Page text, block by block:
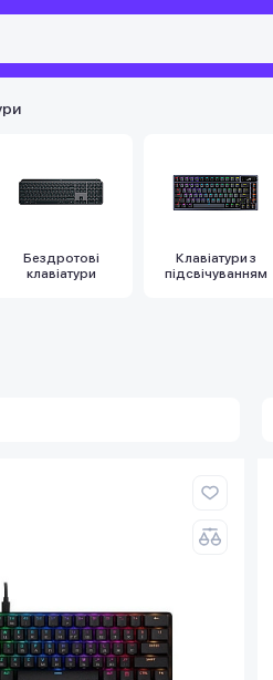
Бездротові
клавіатури
Клавіатури з
підсвічуванням